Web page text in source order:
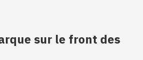
sur le front des